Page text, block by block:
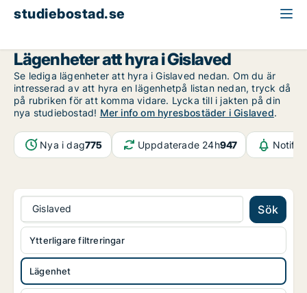
studiebostad.se
Lägenheter att hyra i Gislaved
Se lediga lägenheter att hyra i Gislaved nedan. Om du är
intresserad av att hyra en lägenhetpå listan nedan, tryck då
på rubriken för att komma vidare. Lycka till i jakten på din
nya studiebostad! Mer info om hyresbostäder i Gislaved.
Nya i dag775 Uppdaterade 24h947
Gislaved Sök
Lägenhet
Ytterligare filtreringar